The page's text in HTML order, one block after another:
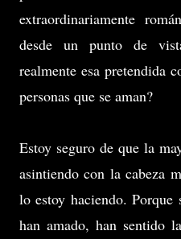
extraordinariamente
desde un punto de
realmente esa pretendida
personas que se aman?
Estoy seguro de que la
asintiendo con la cabeza
lo estoy haciendo.
han amado, han sentido